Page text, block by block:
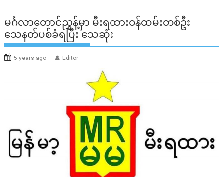
မင်္ဂလာတောင်ညွှန့်မှာ မီးရထားဝန်ထမ်းတစ်ဦး
သေနတ်ပစ်ခံရပြီး သေဆုံး
5 years ago Editor